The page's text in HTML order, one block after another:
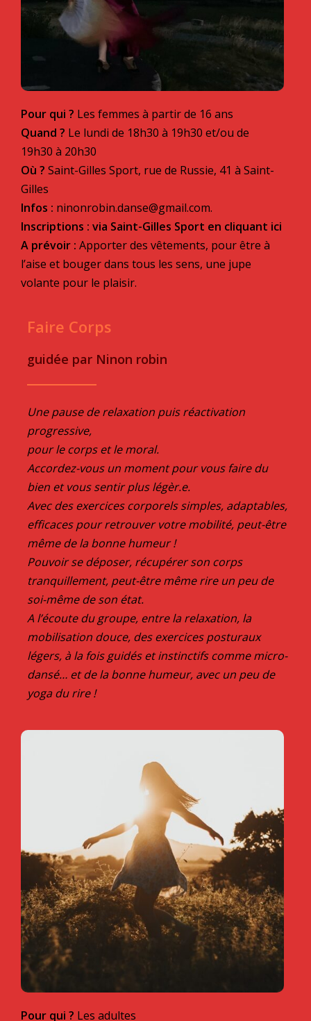
Pour qui ? Les femmes à partir de 16 ans
Quand ? Le lundi de 18h30 à 19h30 et/ou de
19h30 à 20h30
Où ? Saint-Gilles Sport, rue de Russie, 41 à Saint-
Gilles
Infos : ninonrobin.danse@gmail.com.
Inscriptions :via Saint-Gilles Sport en cliquant ici
A prévoir :Apporter des vêtements, pour être à
l’aise et bouger dans tous les sens, une jupe
volante pour le plaisir.
Faire Corps
guidée par Ninon robin
Une pause de relaxation puis réactivation
progressive,
pour le corps et le moral.
Accordez-vous un moment pour vous faire du
bien et vous sentir plus légèr.e.
Avec des exercices corporels simples, adaptables,
efficaces pour retrouver votre mobilité, peut-être
même de la bonne humeur !
Pouvoir se déposer, récupérer son corps
tranquillement, peut-être même rire un peu de
soi-même de son état.
A l’écoute du groupe, entre la relaxation, la
mobilisation douce, des exercices posturaux
légers, à la fois guidés et instinctifs comme micro-
dansé… et de la bonne humeur, avec un peu de
yoga du rire !
Pour qui ? Les adultes